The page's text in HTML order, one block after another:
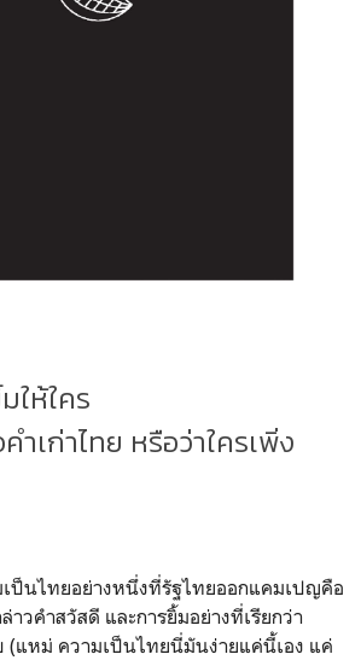
ให้ใคร
ำเก่าไทย หรือว่าใครเพิ่ง
เป็นไทยอย่างหนึ่งที่รัฐไทยออกแคมเปญคือ
าวคำสวัสดี และการยิ้มอย่างที่เรียกว่า
บ (แหม่ ความเป็นไทยนี่มันง่ายแค่นี้เอง แค่